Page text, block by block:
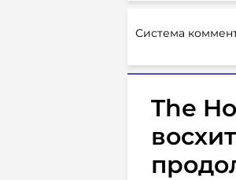
Система
The